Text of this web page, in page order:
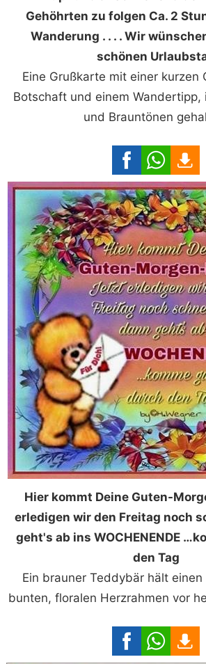
Gehöhrten zu folgen Ca. 2
Wanderung . . . . Wir
schönen
Eine Grußkarte mit einer kurzen
Botschaft und einem Wandertipp,
und Brauntönen
Hier kommt Deine Guten-
erledigen wir den Freitag noch
geht's ab ins WOCHENENDE
den Tag
Ein brauner Teddybär hält
bunten, floralen Herzrahmen vor